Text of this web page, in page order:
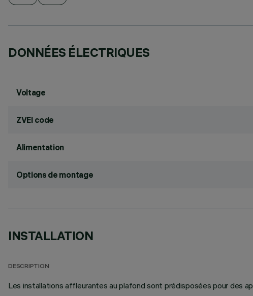
DONNÉES ÉLECTRIQUES
Voltage
ZVEI code
Alimentation
Options de montage
INSTALLATION
DESCRIPTION
Les installations affleurantes au plafond sont prédisposées pour des